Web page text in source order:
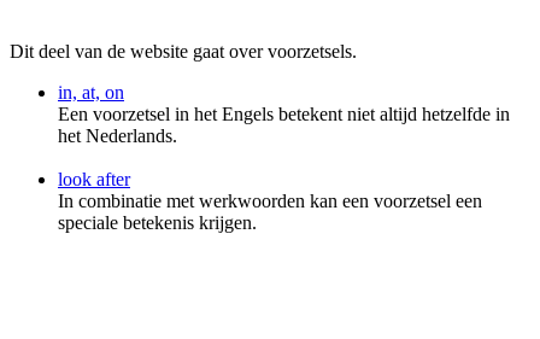
Dit deel van de website gaat over voorzetsels.
in, at, on
Een voorzetsel in het Engels betekent niet altijd hetzelfde in
het Nederlands.
look after
In combinatie met werkwoorden kan een voorzetsel een
speciale betekenis krijgen.